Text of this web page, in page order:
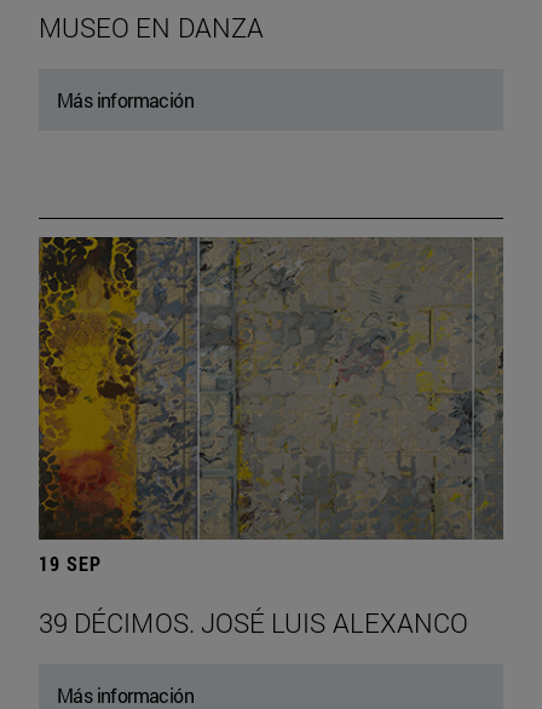
MUSEO EN DANZA
Más información
19 SEP
39 DÉCIMOS. JOSÉ LUIS ALEXANCO
Más información